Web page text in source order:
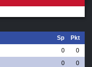
Sp
Pkt
0
0
0
0